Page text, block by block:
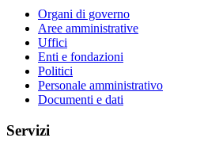
Organi di governo
Aree amministrative
Uffici
Enti e fondazioni
Politici
Personale amministrativo
Documenti e dati
Servizi